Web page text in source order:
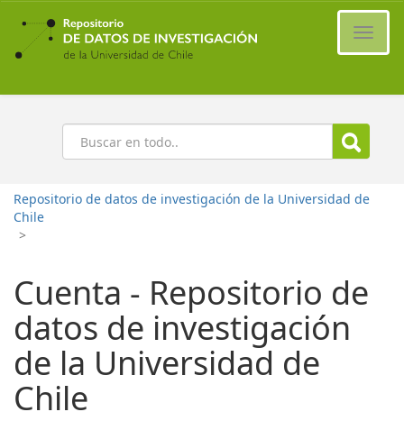
Ir
contenido
principal
Buscar
Repositorio de datos de investigación de la Universidad de
Chile
>
Cuenta - Repositorio de
datos de investigación
de la Universidad de
Chile